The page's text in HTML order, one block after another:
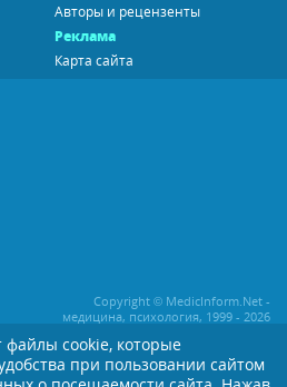
Авторы и рецензенты
Реклама
Карта сайта
Copyright © MedicInform.Net -
медицина, психология, 1999 - 2026
статей нашего сайта строго
"Новости" допускается при наличии
файлы cookie, которые
при пользовании сайтом